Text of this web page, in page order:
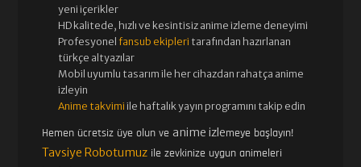
51. BÖLÜM 52. BÖLÜM
53. BÖLÜM 54. BÖLÜM
55. BÖLÜM 56. BÖLÜM
yeni içerikler
HD kalitede, hızlı ve kesintisiz anime izleme deneyimi
Profesyonelfansub ekipleri tarafından hazırlanan
türkçe altyazılar
Mobil uyumlu tasarım ile her cihazdan rahatça anime
izleyin
Anime takvimi ile haftalık yayın programını takip edin
Hemen ücretsiz üye olun ve anime izlemeye başlayın!
Tavsiye Robotumuz ile zevkinize uygun animeleri